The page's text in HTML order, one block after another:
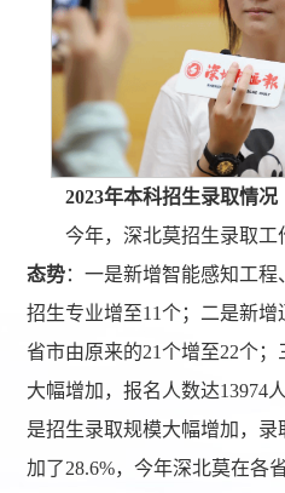
2023年本科招生录取情况
今年，深北莫招生录取工
态势：一是新增智能感知工
招生专业增至11个；二是新
省市由原来的21个增至22个
大幅增加，报名人数达13974
是招生录取规模大幅增加，录
加了28.6%，今年深北莫在各